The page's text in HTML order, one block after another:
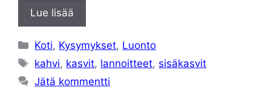
Lue lisää
Kategoriat
Koti, Kysymykset, Luonto
Avainsanat
kahvi, kasvit, lannoitteet, sisäkasvit
Jätä kommentti